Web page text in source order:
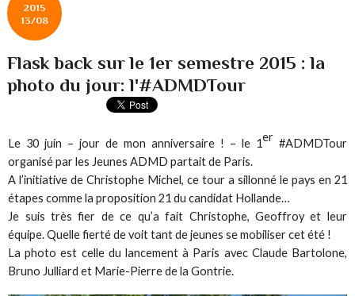
2015
13/08
Flask back sur le 1er semestre 2015 : la
photo du jour: l'#ADMDTour
Le 30 juin – jour de mon anniversaire ! – le 1er #ADMDTour
organisé par les Jeunes ADMD partait de Paris.
A l’initiative de Christophe Michel, ce tour a sillonné le pays en 21
étapes comme la proposition 21 du candidat Hollande…
Je suis très fier de ce qu’a fait Christophe, Geoffroy et leur
équipe. Quelle fierté de voit tant de jeunes se mobiliser cet été !
La photo est celle du lancement à Paris avec Claude Bartolone,
Bruno Julliard et Marie-Pierre de la Gontrie.